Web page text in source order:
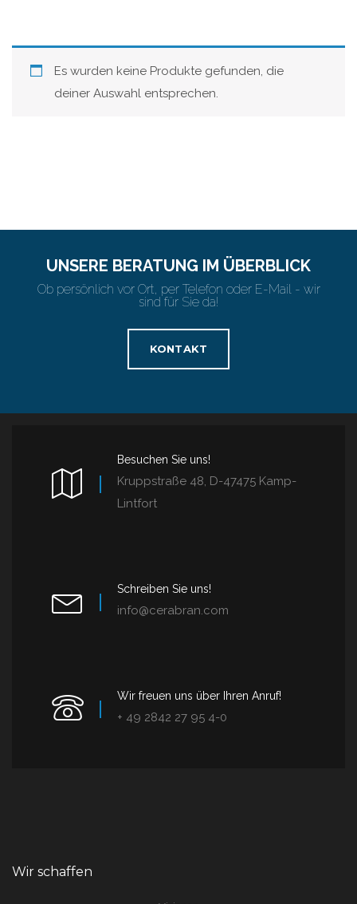
Es wurden keine Produkte gefunden, die
deiner Auswahl entsprechen.
UNSERE BERATUNG IM ÜBERBLICK
Ob persönlich vor Ort, per Telefon oder E-Mail - wir
sind für Sie da!
KONTAKT
Besuchen Sie uns!
Kruppstraße 48, D-47475 Kamp-
Lintfort
Schreiben Sie uns!
info@cerabran.com
Wir freuen uns über Ihren Anruf!
+ 49 2842 27 95 4-0
Wir schaffen